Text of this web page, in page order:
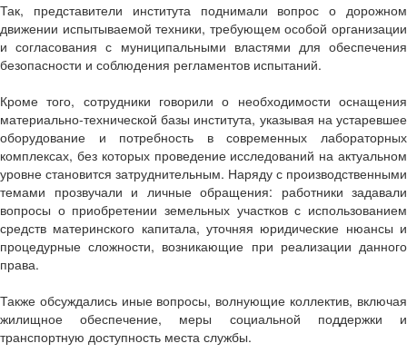
Так, представители института поднимали вопрос о дорожном
движении испытываемой техники, требующем особой организации
и согласования с муниципальными властями для обеспечения
безопасности и соблюдения регламентов испытаний.
Кроме того, сотрудники говорили о необходимости оснащения
материально-технической базы института, указывая на устаревшее
оборудование и потребность в современных лабораторных
комплексах, без которых проведение исследований на актуальном
уровне становится затруднительным. Наряду с производственными
темами прозвучали и личные обращения: работники задавали
вопросы о приобретении земельных участков с использованием
средств материнского капитала, уточняя юридические нюансы и
процедурные сложности, возникающие при реализации данного
права.
Также обсуждались иные вопросы, волнующие коллектив, включая
жилищное обеспечение, меры социальной поддержки и
транспортную доступность места службы.